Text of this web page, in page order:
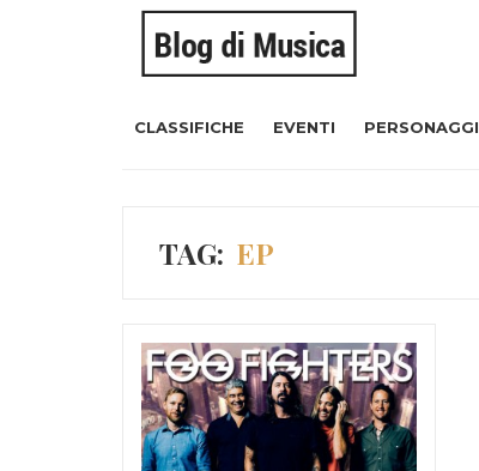
CLASSIFICHE EVENTI PERSONAGGI
TAG: EP